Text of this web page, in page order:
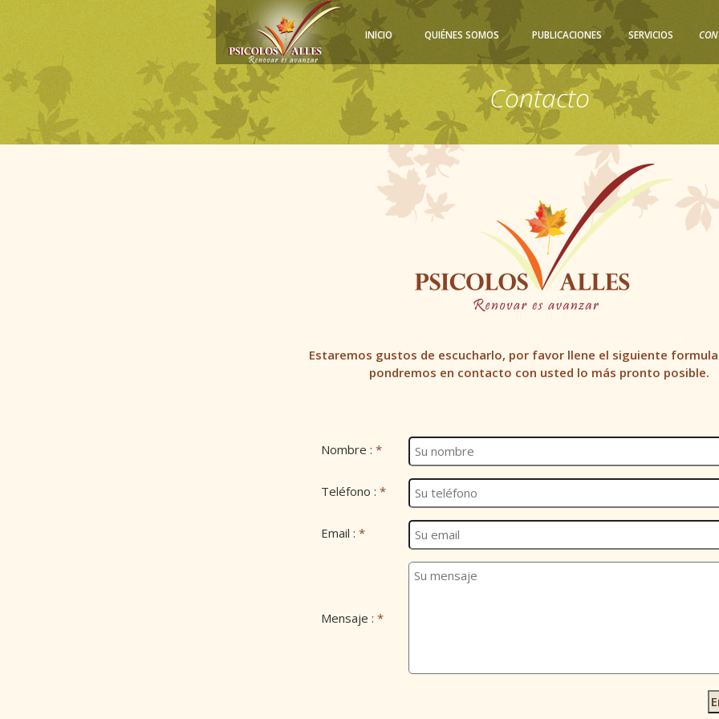
INICIO QUIÉNES SOMOS PUBLICACIONES SERVICIOS
Contacto
Estaremos gustos de escucharlo, por favor llene el siguiente
pondremos en contacto con usted lo más pronto posible.
Nombre :*
Teléfono :*
Email :*
Mensaje :*